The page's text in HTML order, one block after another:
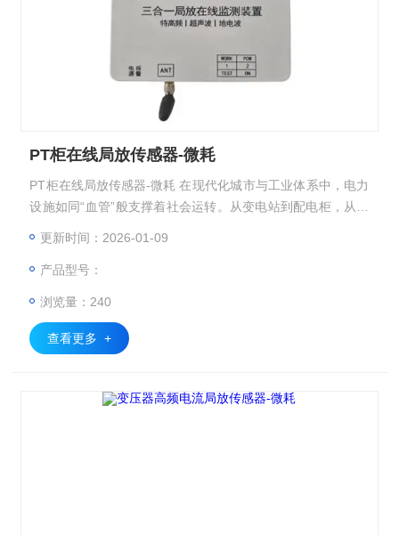
PT柜在线局放传感器-微耗
PT柜在线局放传感器-微耗 在现代化城市与工业体系中，电力
设施如同“血管”般支撑着社会运转。从变电站到配电柜，从ID
局部放电等潜在风险，这些隐患如同“隐形杀手”，若未能及时
智能诊
更新时间：2026-01-09
产品型号：
浏览量：240
查看更多 +